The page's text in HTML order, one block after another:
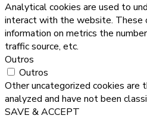
Analytical cookies are used to
interact with the website. These
information on metrics the
traffic source, etc.
Outros
Outros
Other uncategorized cookies are
analyzed and have not been
SAVE & ACCEPT